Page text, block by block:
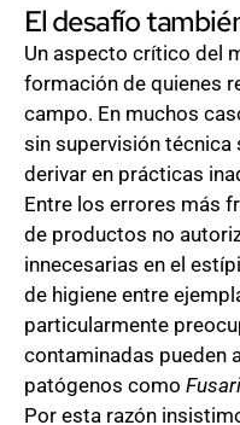
El desafío
Un aspecto crítico del
formación de quienes
campo. En muchos
sin supervisión técnica
derivar en prácticas
Entre los errores más
de productos no
innecesarias en el
de higiene entre
particularmente
contaminadas pueden
patógenos como
Por esta razón